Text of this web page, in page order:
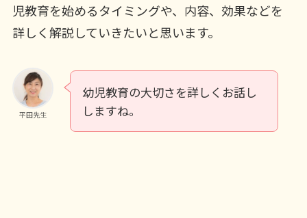
児教育を始めるタイミングや、内容、効果などを
詳しく解説していきたいと思います。
平田先生
幼児教育の大切さを詳しくお話し
しますね。